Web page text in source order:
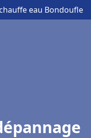
eau Bondoufle